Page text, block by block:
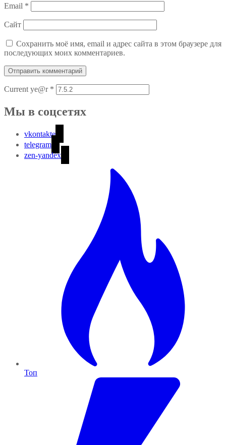
Email *
Сайт
Сохранить моё имя, email и адрес сайта в этом браузере для
последующих моих комментариев.
Current ye@r *
Мы в соцсетях
vkontakte
telegram
zen-yandex
Топ